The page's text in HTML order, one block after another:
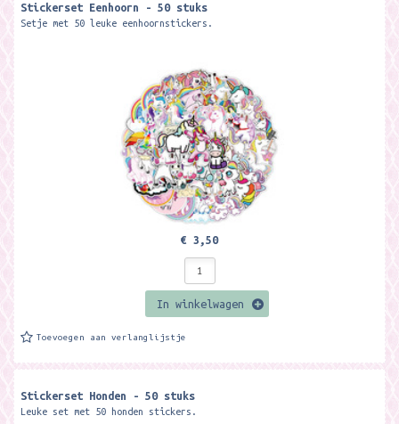
Stickerset Eenhoorn - 50 stuks
Setje met 50 leuke eenhoornstickers.
€ 3,50
In winkelwagen
Toevoegen aan verlanglijstje
Stickerset Honden - 50 stuks
Leuke set met 50 honden stickers.